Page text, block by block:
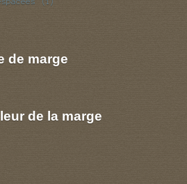
de marge
de la marge